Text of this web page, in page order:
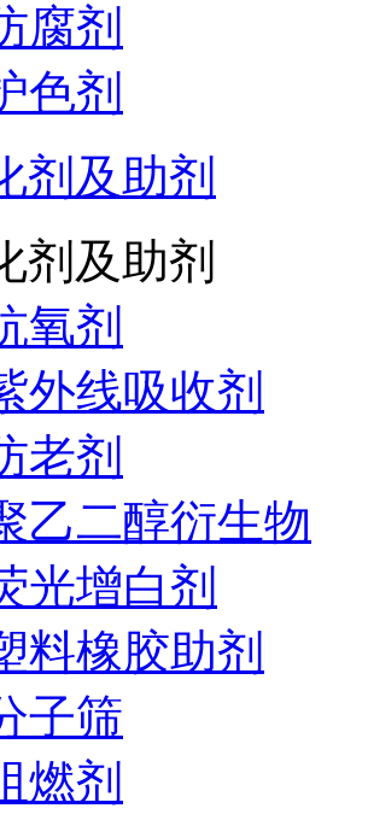
腐剂
色剂
剂及助剂
剂及助剂
氧剂
外线吸收剂
老剂
乙二醇衍生物
光增白剂
料橡胶助剂
子筛
燃剂